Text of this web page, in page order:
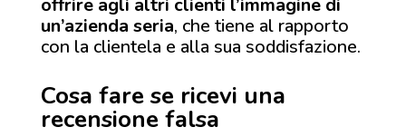
un’azienda seria, che tiene al rapporto
con la clientela e alla sua soddisfazione.
Cosa fare se ricevi una
recensione falsa